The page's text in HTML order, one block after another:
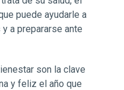
puede ayudarle a
a prepararse ante
son la clave
y feliz el año que